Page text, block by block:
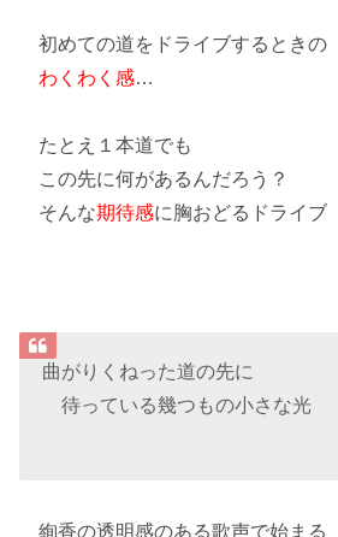
初めての道をドライブするときの
わくわく感…
たとえ１本道でも
この先に何があるんだろう？
そんな期待感に胸おどるドライブ
曲がりくねった道の先に
待っている幾つもの小さな光
絢香の透明感のある歌声で始まる